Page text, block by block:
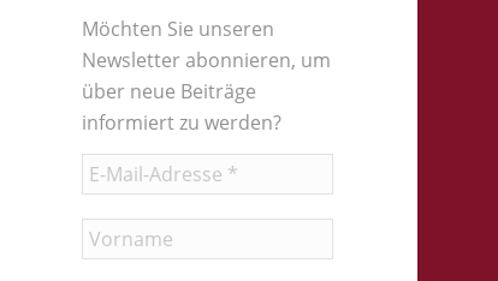
Möchten Sie unseren
Newsletter abonnieren, um
über neue Beiträge
informiert zu werden?